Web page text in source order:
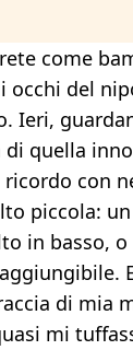
come
occhi del
Ieri,
quella
con
piccola:
in basso,
di mia
mi